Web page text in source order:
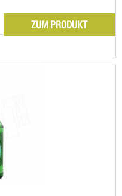
ZUM PRODUKT